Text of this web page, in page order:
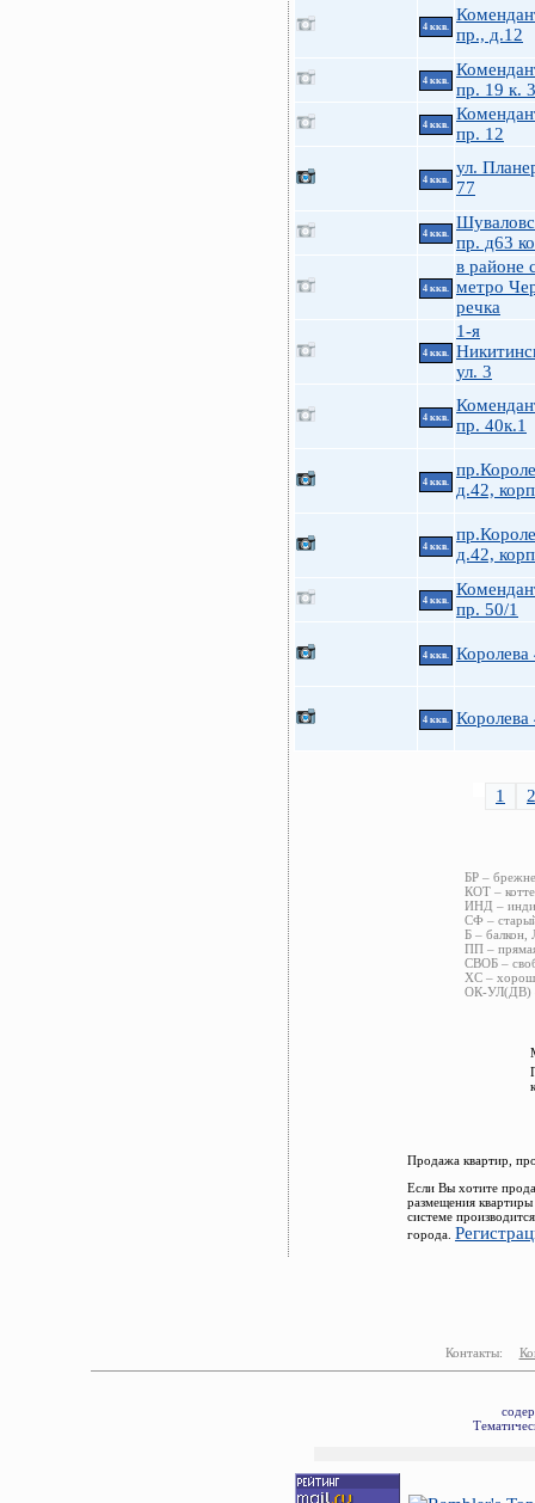
4 ккв.
пр., д.12
4 ккв.
пр. 19 к. 3
4 ккв.
пр. 12
4 ккв.
ул.
77
4 ккв.
пр. д63
4 ккв.
в районе
метро
речка
4 ккв.
1-я
ул. 3
4 ккв.
пр. 40к.1
4 ккв.
д.42,
4 ккв.
д.42,
4 ккв.
пр. 50/1
4 ккв. Королева
4 ккв. Королева
1 2
БР –
КОТ –
ИНД –
СФ –
Б – балкон,
ПП –
СВОБ –
ХС –
ОК-УЛ(ДВ)
Продажа квартир,
Если Вы хотите
размещения
системе
города.
Контакты: